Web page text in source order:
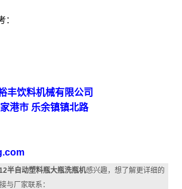
：
丰饮料机械有限公司
港市 乐余镇镇北路
半自动塑料瓶大瓶洗瓶机感兴趣，想了解更详细的
与厂家联系：